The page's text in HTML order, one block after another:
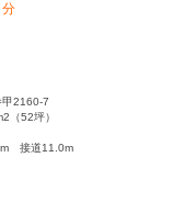
甲2160-7
（52坪）
接道11.0m